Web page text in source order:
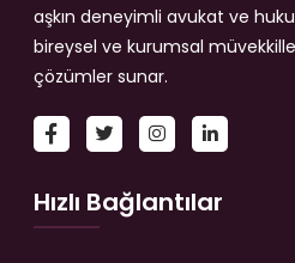
aşkın deneyimli avukat ve
bireysel ve kurumsal
çözümler sunar.
Hızlı Bağlantılar